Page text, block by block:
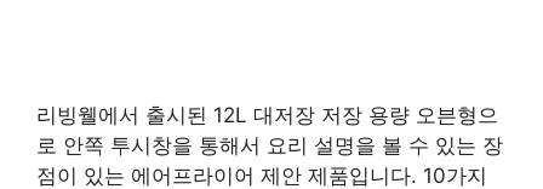
리빙웰에서 출시된 12L 대저장 저장 용량 오븐형으
로 안쪽 투시창을 통해서 요리 설명을 볼 수 있는 장
점이 있는 에어프라이어 제안 제품입니다. 10가지